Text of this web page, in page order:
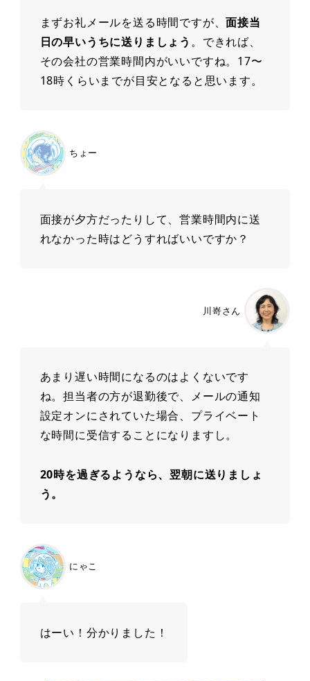
まずお礼メールを送る時間ですが、面接当
日の早いうちに送りましょう 。できれば、
その会社の営業時間内がいいですね。17〜
18時くらいまでが目安となると思います。
ちょー
面接が夕方だったりして、営業時間内に送
れなかった時はどうすればいいですか？
川嵜さん
あまり遅い時間になるのはよくないです
ね。担当者の方が退勤後で、メールの通知
設定オンにされていた場合、プライベート
な時間に受信することになりますし。
20時を過ぎるようなら、翌朝に送りましょ
う。
にゃこ
はーい！分かりました！